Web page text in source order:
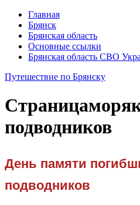
Главная
Брянск
Брянская область
Основные ссылки
Брянская область СВО
Путешествие по Брянску
Страница
подводников
День памяти
подводников